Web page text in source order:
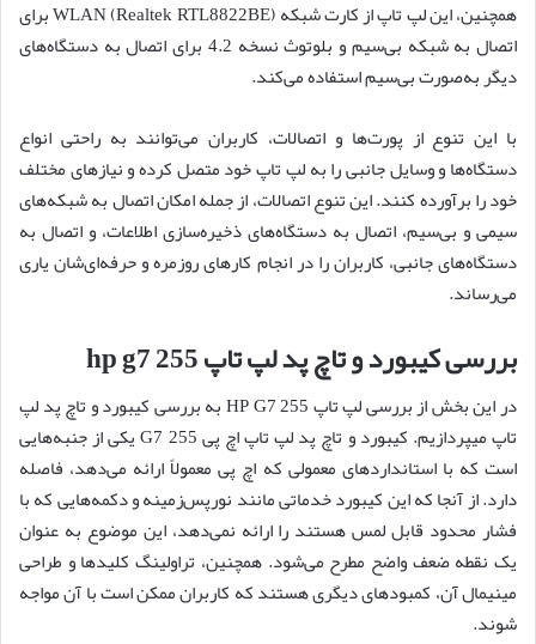
همچنین، این لپ تاپ از کارت شبکه WLAN (Realtek RTL8822BE) برای
اتصال به شبکه بی‌سیم و بلوتوث نسخه 4.2 برای اتصال به دستگاه‌های
دیگر به‌صورت بی‌سیم استفاده می‌کند.
با این تنوع از پورت‌ها و اتصالات، کاربران می‌توانند به راحتی انواع
دستگاه‌ها و وسایل جانبی را به لپ تاپ خود متصل کرده و نیازهای مختلف
خود را برآورده کنند. این تنوع اتصالات، از جمله امکان اتصال به شبکه‌های
سیمی و بی‌سیم، اتصال به دستگاه‌های ذخیره‌سازی اطلاعات، و اتصال به
دستگاه‌های جانبی، کاربران را در انجام کارهای روزمره و حرفه‌ای‌شان یاری
می‌رساند.
بررسی کیبورد و تاچ پد لپ تاپ hp g7 255
در این بخش از بررسی لپ تاپ HP G7 255 به بررسی کیبورد و تاچ پد لپ
تاپ میپردازیم. کیبورد و تاچ پد لپ تاپ اچ پی 255 G7 یکی از جنبه‌هایی
است که با استانداردهای معمولی که اچ پی معمولاً ارائه می‌دهد، فاصله
دارد. از آنجا که این کیبورد خدماتی مانند نورپس‌زمینه و دکمه‌هایی که با
فشار محدود قابل لمس هستند را ارائه نمی‌دهد، این موضوع به عنوان
یک نقطه ضعف واضح مطرح می‌شود. همچنین، تراولینگ کلیدها و طراحی
مینیمال آن، کمبودهای دیگری هستند که کاربران ممکن است با آن مواجه
شوند.